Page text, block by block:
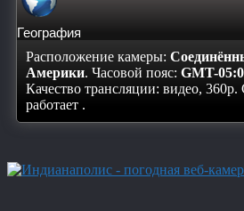
География
Расположение камеры:
Америки. Часовой пояс: GMT-
Качество трансляции: видео, 360p.
работает .